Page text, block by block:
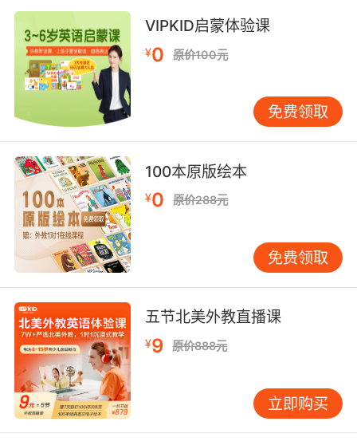
peers"既展现能力又不显傲慢。
文化禁忌需特别注意。芝加哥大学跨文化研究显
示，亚洲求职者常误用"team player"等笼统表
述。建议采用"Collaborated with international
team to localize teaching materials"等具体场
景描述。
三、结构优化策略：逻辑决定成败
倒金字塔结构最有效。BBC职业生涯栏目实验证
明，将核心优势置于开头可使简历通过率提升
55%。首句应包含职位关键词，如"Results-
oriented ESL educator with 5-year
experience in VIPKID's online teaching
platform"。
信息分层要清晰。麻省理工学院斯隆管理学院建
议采用"总-分"结构：先用概括句定位，再用2-3
个要点展开。例如："Certified Bilingual
Teacher specializing in: ① Curriculum
innovation ② Student assessment ③
Cultural adaptation"。
VIPKID启蒙体验课
¥0 原价100元
免费领取
100本原版绘本
¥0 原价288元
免费领取
五节北美外教直播课
¥9 原价888元
立即购买